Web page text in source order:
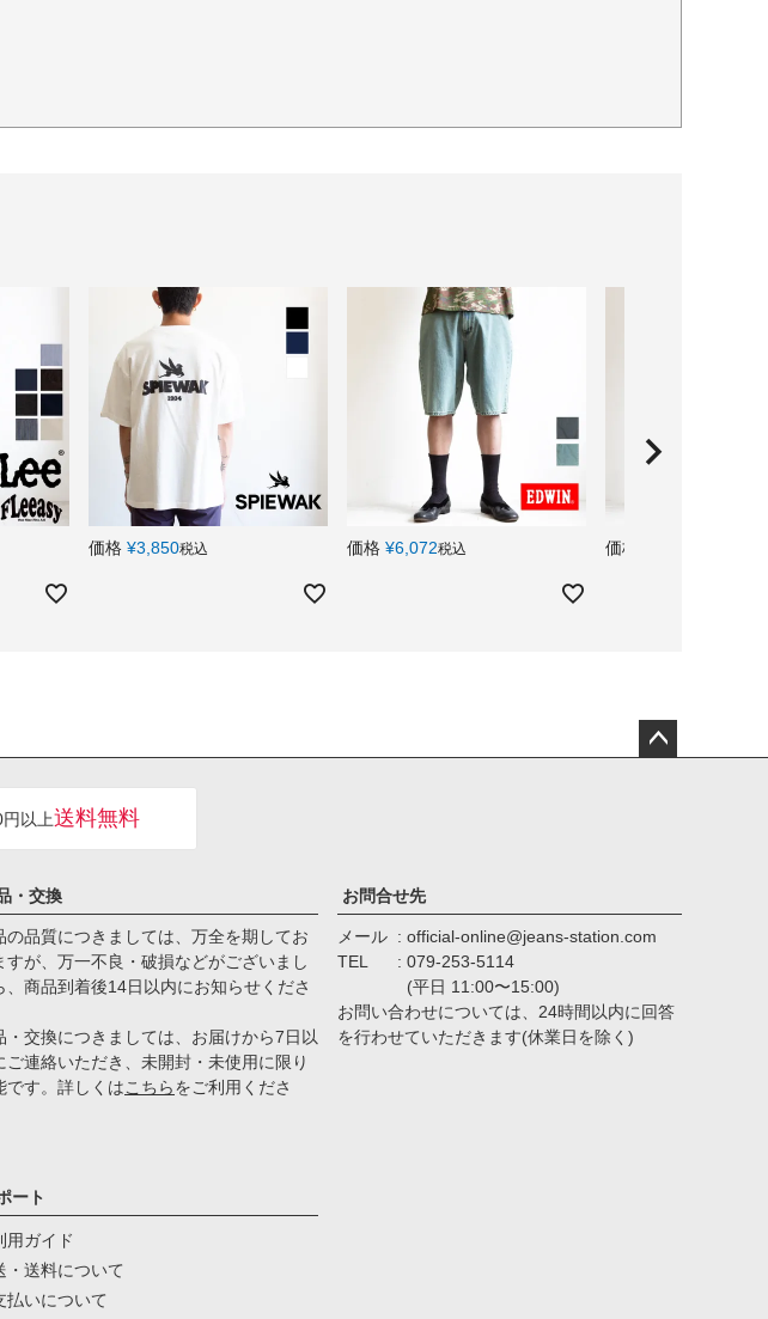
価格 ¥3,850税込 価格 ¥6,072税込 価格
以上送料無料
・交換
の品質につきましては、万全を期してお
すが、万一不良・破損などがございまし
、商品到着後14日以内にお知らせくださ
・交換につきましては、お届けから7日以
ご連絡いただき、未開封・未使用に限り
です。詳しくはこちらをご利用くださ
お問合せ先
メール
official-online@jeans-station.com
TEL
079-253-5114
(平日 11:00〜15:00)
お問い合わせについては、24時間以内に回答
を行わせていただきます(休業日を除く)
ート
用ガイド
・送料について
払いについて